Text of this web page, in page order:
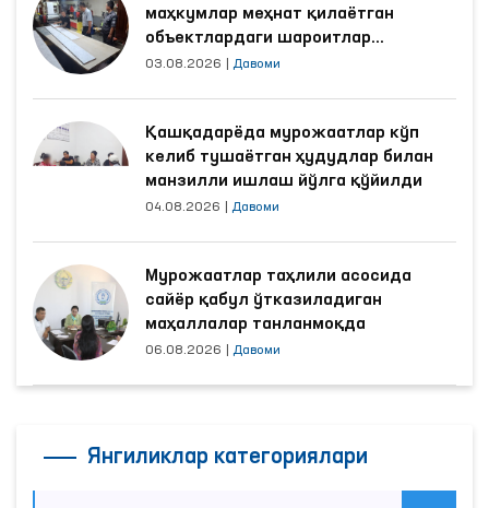
маҳкумлар меҳнат қилаётган
объектлардаги шароитлар
яхшиланди
03.08.2026 Давоми
Қашқадарёда мурожаатлар кўп
келиб тушаётган ҳудудлар билан
манзилли ишлаш йўлга қўйилди
04.08.2026 Давоми
Мурожаатлар таҳлили асосида
сайёр қабул ўтказиладиган
маҳаллалар танланмоқда
06.08.2026 Давоми
Янгиликлар категориялари